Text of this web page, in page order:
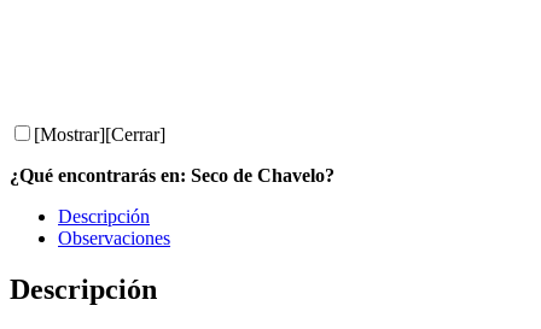
[Mostrar][Cerrar]
¿Qué encontrarás en: Seco de Chavelo?
Descripción
Observaciones
Descripción